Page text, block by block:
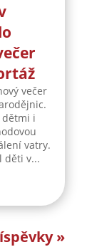
večer
i
vatry.
děti v...
»